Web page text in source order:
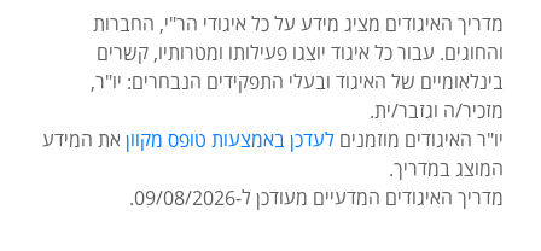
מדריך האיגודים מציג מידע על כל איגודי הר"י, החברות
והחוגים. עבור כל איגוד יוצגו פעילותו ומטרותיו, קשרים
בינלאומיים של האיגוד ובעלי התפקידים הנבחרים: יו"ר,
מזכיר/ה וגזבר/ית.
יו"ר האיגודים מוזמניםלעדכן באמצעות טופס מקווןאת המידע
המוצג במדריך.
מדריך האיגודים המדעיים מעודכן ל-09/08/2026
.